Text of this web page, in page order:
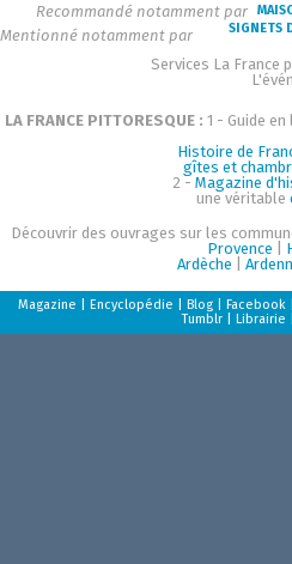
Recommandé notamment par
Mentionné notamment par
SIGNETS
Services La France
LA FRANCE PITTORESQUE : 1 - Guide
Histoire de
gîtes et
2 - Magazine
une véritable
Découvrir des ouvrages sur les
Provence
Ardèche |
Magazine |Encyclopédie |Blog |Facebook
Tumblr |Librairie